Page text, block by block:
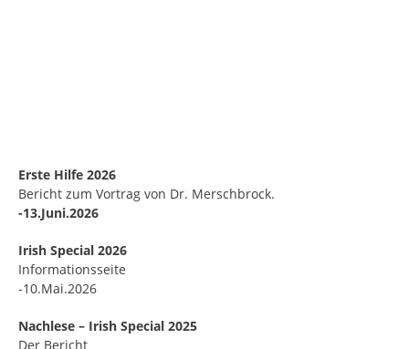
Erste Hilfe 2026
Bericht zum Vortrag von Dr. Merschbrock.
-13.Juni.2026
Irish Special 2026
Informationsseite
-10.Mai.2026
Nachlese – Irish Special 2025
Der Bericht